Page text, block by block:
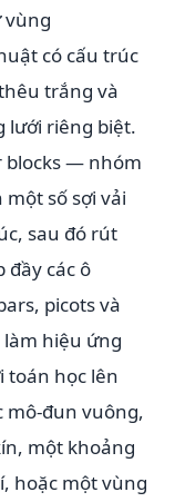
vùng
có cấu trúc
trắng và
lưới riêng biệt.
blocks — nhóm
số sợi vải
sau đó rút
đầy các ô
picots và
làm hiệu ứng
toán học lên
mô-đun vuông,
một khoảng
hoặc một vùng